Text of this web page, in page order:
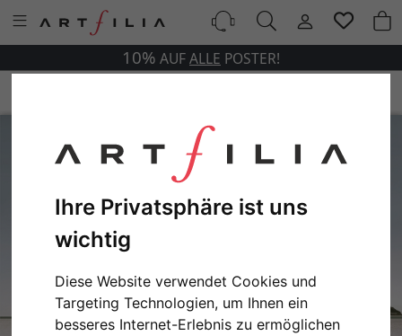
Ihre Privatsphäre ist uns
wichtig
Diese Website verwendet Cookies und
Targeting Technologien, um Ihnen ein
besseres Internet-Erlebnis zu ermöglichen
10% AUFALLE POSTER!